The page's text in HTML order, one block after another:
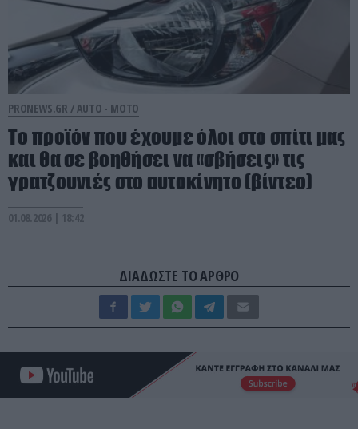
PRONEWS.GR /AUTO - MOTO
Το προϊόν που έχουμε όλοι στο σπίτι μας
και θα σε βοηθήσει να «σβήσεις» τις
γρατζουνιές στο αυτοκίνητο (βίντεο)
01.08.2026 | 18:42
ΔΙΑΔΩΣΤΕ ΤΟ ΑΡΘΡΟ